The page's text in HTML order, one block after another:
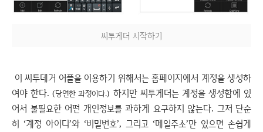
씨투게더 시작하기
이 씨투데거 어플을 이용하기 위해서는 홈페이지에서 계정을 생성하
여야 한다.(당연한 과정이다.) 하지만 씨투게더는 계정을 생성함에 있
어서 불필요한 어떤 개인정보를 과하게 요구하지 않는다. 그저 단순
히 ‘계정 아이디’와 ‘비밀번호’, 그리고 ‘메일주소’만 있으면 손쉽게